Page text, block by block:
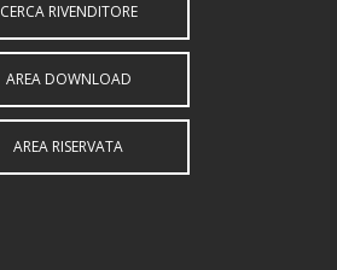
CERCA RIVENDITORE
AREA DOWNLOAD
AREA RISERVATA